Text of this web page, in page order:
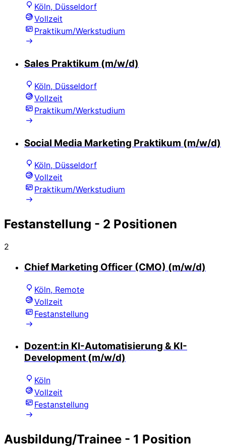
Köln, Düsseldorf
Vollzeit
Praktikum/Werkstudium
Sales Praktikum (m/w/d)
Köln, Düsseldorf
Vollzeit
Praktikum/Werkstudium
Social Media Marketing Praktikum (m/w/d)
Köln, Düsseldorf
Vollzeit
Praktikum/Werkstudium
Festanstellung - 2 Positionen
2
Chief Marketing Officer (CMO) (m/w/d)
Köln, Remote
Vollzeit
Festanstellung
Dozent:in KI-Automatisierung & KI-
Development (m/w/d)
Köln
Vollzeit
Festanstellung
Ausbildung/Trainee - 1 Position